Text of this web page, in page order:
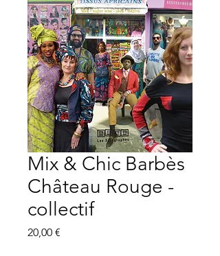
Mix & Chic Barbès
Château Rouge -
collectif
20,00 €